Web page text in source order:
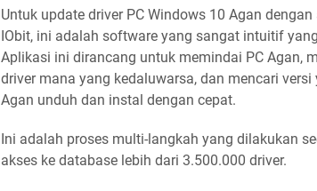
Untuk update driver PC Windows 10 Agan
IObit, ini adalah software yang sangat intuitif
Aplikasi ini dirancang untuk memindai PC Agan,
driver mana yang kedaluwarsa, dan mencari
Agan unduh dan instal dengan cepat.
Ini adalah proses multi-langkah yang dilakukan
akses ke database lebih dari 3.500.000 driver.